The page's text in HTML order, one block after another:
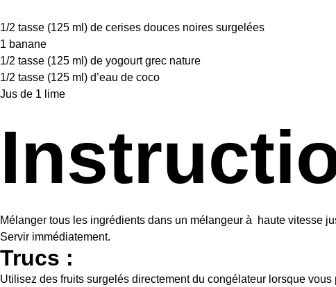
1/2 tasse (125 ml) de cerises douces noires surgelées
1 banane
1/2 tasse (125 ml) de yogourt grec nature
1/2 tasse (125 ml) d’eau de coco
Jus de 1 lime
Mélanger tous les ingrédients dans un mélangeur à haute vitesse
Servir immédiatement.
Trucs :
Utilisez des fruits surgelés directement du congélateur lorsque vous